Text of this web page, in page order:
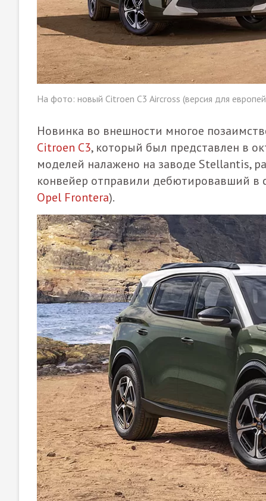
На фото: новый Citroen C3 Aircross (версия для
Новинка во внешности многое
Citroen C3, который был представлен в
моделей налажено на заводе Stellantis,
конвейер отправили дебютировавший в
Opel Frontera).